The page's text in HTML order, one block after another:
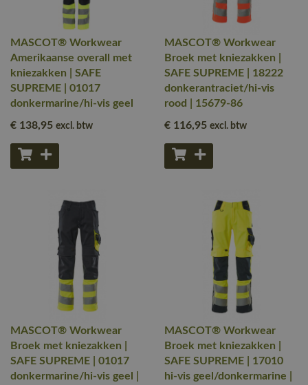
MASCOT® Workwear
Amerikaanse overall met
kniezakken | SAFE
SUPREME | 01017
donkermarine/hi-vis geel
€ 138,95 excl. btw
MASCOT® Workwear
Broek met kniezakken |
SAFE SUPREME | 18222
donkerantraciet/hi-vis
rood | 15679-86
€ 116,95 excl. btw
MASCOT® Workwear
Broek met kniezakken |
SAFE SUPREME | 01017
donkermarine/hi-vis geel |
MASCOT® Workwear
Broek met kniezakken |
SAFE SUPREME | 17010
hi-vis geel/donkermarine |